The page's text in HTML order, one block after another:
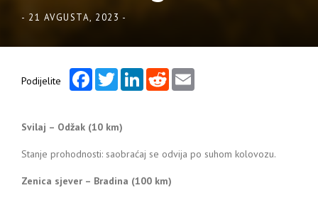
- 21 AVGUSTA, 2023 -
Podijelite
FacebookTwitterLinkedInReddit
Svilaj – Odžak (10 km)
Stanje prohodnosti: saobraćaj se odvija po suhom kolovozu.
Zenica sjever – Bradina (100 km)